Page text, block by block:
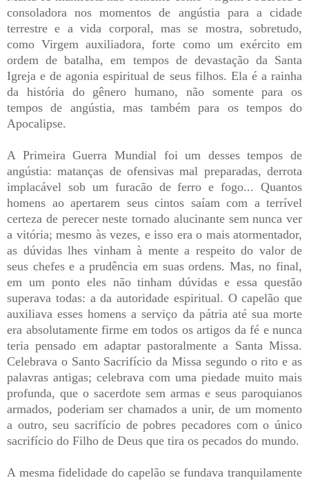
consoladora nos momentos de angústia para a cidade
terrestre e a vida corporal, mas se mostra, sobretudo,
como Virgem auxiliadora, forte como um exército em
ordem de batalha, em tempos de devastação da Santa
Igreja e de agonia espiritual de seus filhos. Ela é a rainha
da história do gênero humano, não somente para os
tempos de angústia, mas também para os tempos do
Apocalipse.
A Primeira Guerra Mundial foi um desses tempos de
angústia: matanças de ofensivas mal preparadas, derrota
implacável sob um furacão de ferro e fogo... Quantos
homens ao apertarem seus cintos saíam com a terrível
certeza de perecer neste tornado alucinante sem nunca ver
a vitória; mesmo às vezes, e isso era o mais atormentador,
as dúvidas lhes vinham à mente a respeito do valor de
seus chefes e a prudência em suas ordens. Mas, no final,
em um ponto eles não tinham dúvidas e essa questão
superava todas: a da autoridade espiritual. O capelão que
auxiliava esses homens a serviço da pátria até sua morte
era absolutamente firme em todos os artigos da fé e nunca
teria pensado em adaptar pastoralmente a Santa Missa.
Celebrava o Santo Sacrifício da Missa segundo o rito e as
palavras antigas; celebrava com uma piedade muito mais
profunda, que o sacerdote sem armas e seus paroquianos
armados, poderiam ser chamados a unir, de um momento
a outro, seu sacrifício de pobres pecadores com o único
sacrifício do Filho de Deus que tira os pecados do mundo.
A mesma fidelidade do capelão se fundava tranquilamente